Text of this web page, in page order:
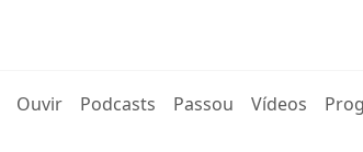
Ouvir(current)
Podcasts Passou Vídeos